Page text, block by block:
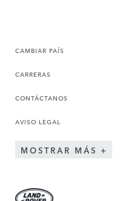
CAMBIAR PAÍS
CARRERAS
CONTÁCTANOS
AVISO LEGAL
MOSTRAR MÁS